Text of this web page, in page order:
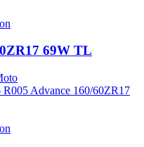
69W TL